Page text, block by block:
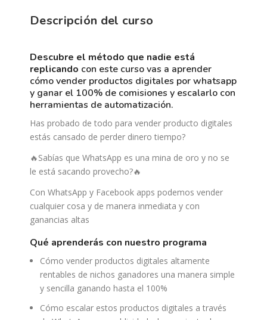
Descripción del curso
descubre el método que nadie está
replicando con este curso vas a aprender
cómo vender productos digitales por whatsapp
y ganar el 100% de comisiones y escalarlo con
herramientas de automatización.
Has probado de todo para vender producto digitales
estás cansado de perder dinero tiempo?
🔥Sabías que WhatsApp es una mina de oro y no se
le está sacando provecho?🔥
Con WhatsApp y Facebook apps podemos vender
cualquier cosa y de manera inmediata y con
ganancias altas
qué aprenderás con nuestro programa
Cómo vender productos digitales altamente
rentables de nichos ganadores una manera simple
y sencilla ganando hasta el 100%
Cómo escalar estos productos digitales a través